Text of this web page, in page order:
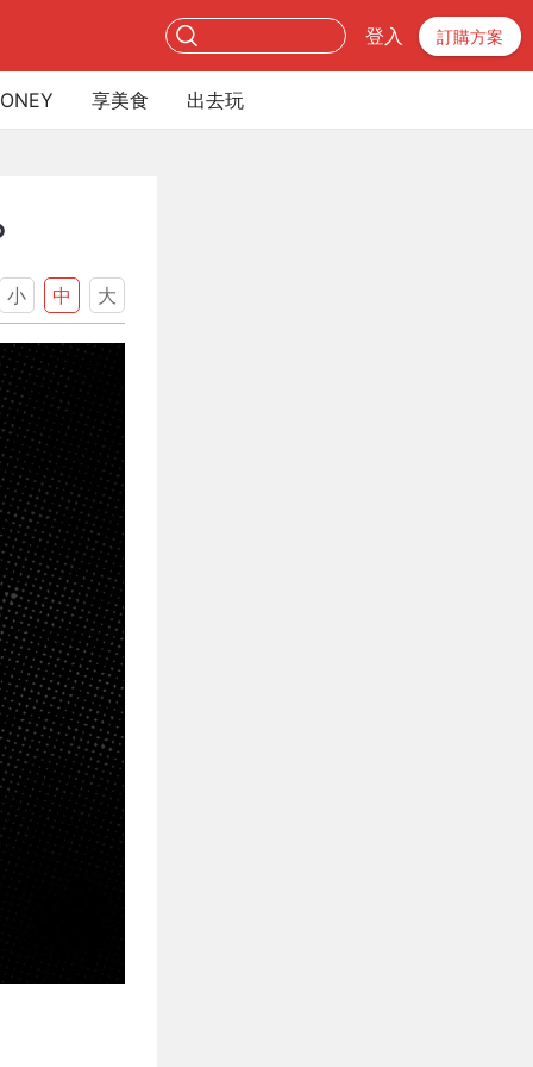
登入 訂購方案
享美食 出去玩
小 中 大